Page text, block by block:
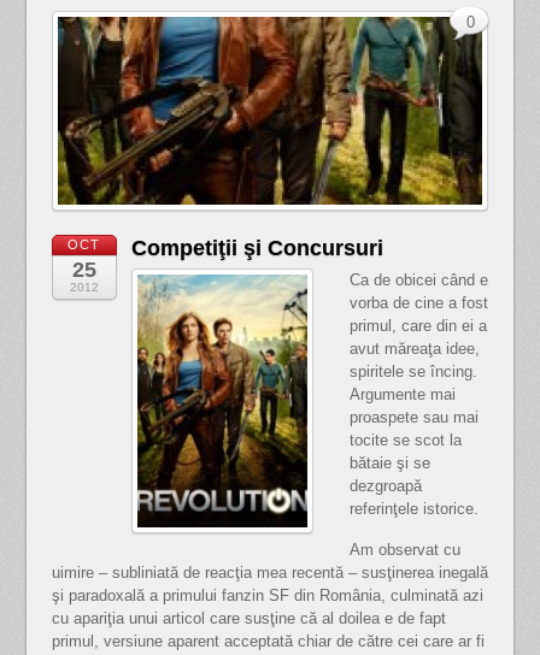
OCT
25
2012
Competiţii şi Concursuri
Ca de obicei când e
vorba de cine a fost
primul, care din ei a
avut măreaţa idee,
spiritele se încing.
Argumente mai
proaspete sau mai
tocite se scot la
bătaie şi se
dezgroapă
referinţele istorice.
Am observat cu
uimire – subliniată de reacţia mea recentă – susţinerea inegală
şi paradoxală a primului fanzin SF din România, culminată azi
cu apariţia unui articol care susţine că al doilea e de fapt
primul, versiune aparent acceptată chiar de către cei care ar fi
0